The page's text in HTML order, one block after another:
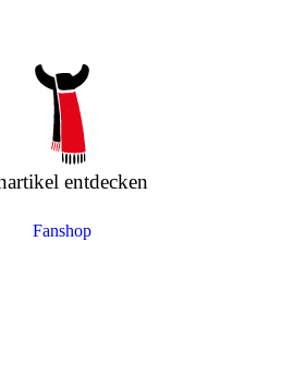
entdecken
Fanshop